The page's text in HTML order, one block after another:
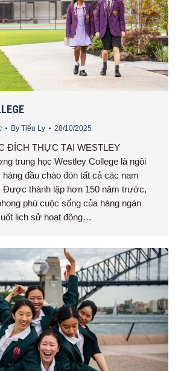
By Tiểu Ly 28/10/2025
ĐÍCH THỰC TẠI WESTLEY
trung học Westley College là ngôi
đầu chào đón tất cả các nam
Được thành lập hơn 150 năm trước,
phú cuộc sống của hàng ngàn
lịch sử hoạt động…